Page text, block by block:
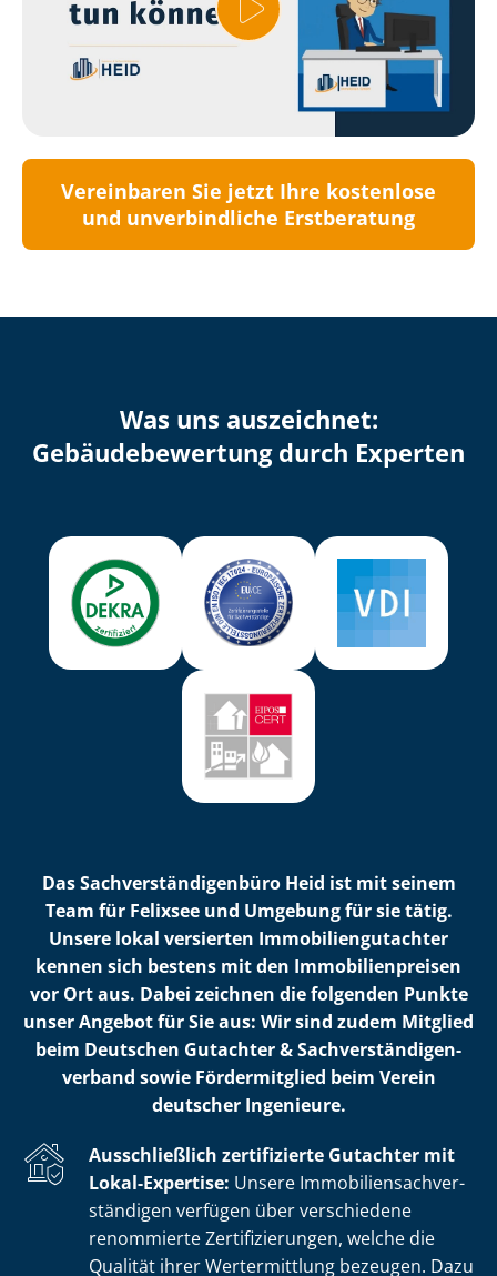
Vereinbaren Sie jetzt Ihre kostenlose
und unverbindliche Erstberatung
Was uns auszeichnet:
Ge­bäu­de­be­wer­tung durch Experten
Das Sach­ver­stän­di­gen­bü­ro Heid ist mit seinem
Team für Felixsee und Umgebung für sie tätig.
Unsere lokal versierten Im­mo­bi­li­en­gut­ach­ter
kennen sich bestens mit den Im­mo­bi­li­en­prei­sen
vor Ort aus. Dabei zeichnen die folgenden Punkte
unser Angebot für Sie aus: Wir sind zudem Mitglied
beim Deutschen Gutachter & Sach­ver­stän­di­gen­
ver­band sowie Fördermitglied beim Verein
deutscher Ingenieure.
Ausschließlich zertifizierte Gutachter mit
Lokal-Expertise: Unsere Im­mo­bi­li­en­sach­ver­
stän­di­gen verfügen über verschiedene
renommierte Zer­ti­fi­zie­run­gen, welche die
Qualität ihrer Wertermittlung bezeugen. Dazu